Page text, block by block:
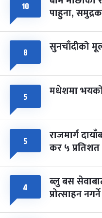
८ फागुपूर्णिमा
चैत्र ८, २०८३-Mar 22, 2027
१० पाहुना,
८ सुनचाँदीको
५ मधेशमा
५ राजमार्ग
कर ५ प्रतिशत
४ ब्लु बस
प्रोत्साहन